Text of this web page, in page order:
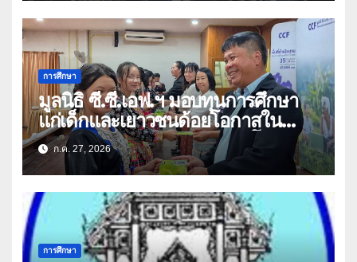
การศึกษา
มูลนิธิ ซี.ซี.เอฟ.ฯ มอบทุนการศึกษา
แก่เด็กและเยาวชนด้อยโอกาสใน
จังหวัดเชียงราย-พะเยา สร้างโอกาส
ทางการศึกษา
ก.ค. 27, 2026
การศึกษา